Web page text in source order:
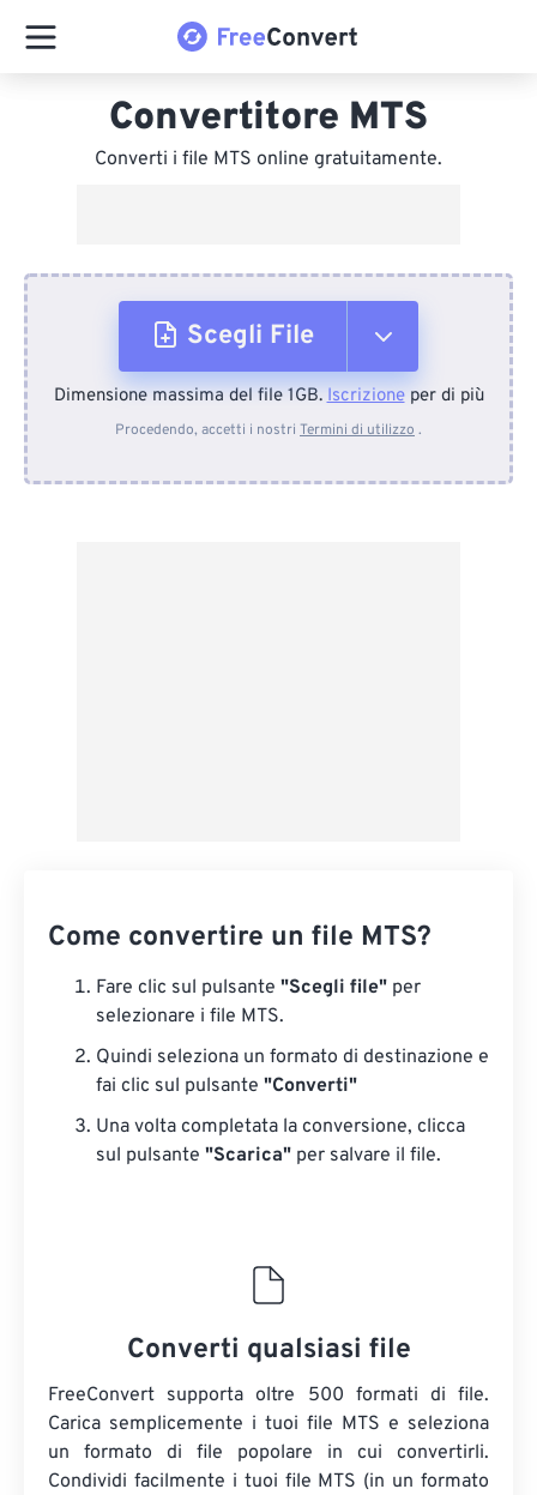
Convertitore MTS
Converti i file MTS online gratuitamente.
Scegli File
Dal dispositivo
Dimensione massima del file 1GB.Iscrizioneper di più
Procedendo, accetti i nostri Termini di utilizzo .
Come convertire un file MTS?
Fare clic sul pulsante "Scegli file" per
selezionare i file MTS.
Quindi seleziona un formato di destinazione e
fai clic sul pulsante "Converti"
Una volta completata la conversione, clicca
sul pulsante "Scarica" ​​per salvare il file.
Converti qualsiasi file
FreeConvert supporta oltre 500 formati di file.
Carica semplicemente i tuoi file MTS e seleziona
un formato di file popolare in cui convertirli.
Condividi facilmente i tuoi file MTS (in un formato